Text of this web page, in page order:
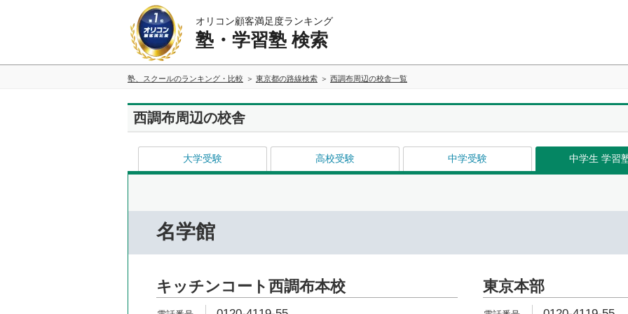
オリコン顧客満足度ランキング
塾・学習塾 検索
塾、スクールのランキング・比較 東京都の路線検索 西調布周辺の校舎一覧
西調布周辺の校舎
大学受験 高校受験 中学受験 中学生 学習
名学館
キッチンコート西調布本校 東京本部